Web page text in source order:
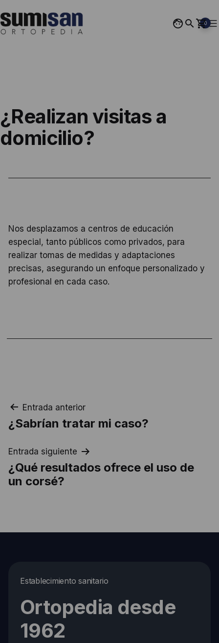
al
contenido
0
¿Realizan visitas a
domicilio?
Nos desplazamos a centros de educación
especial, tanto públicos como privados, para
realizar tomas de medidas y adaptaciones
precisas, asegurando un enfoque personalizado y
profesional en cada caso.
Navegación
de
entradas
Entrada anterior
¿Sabrían tratar mi caso?
Entrada siguiente
¿Qué resultados ofrece el uso de
un corsé?
Establecimiento sanitario
Ortopedia desde
1962